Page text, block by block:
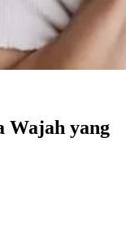
Wajah yang